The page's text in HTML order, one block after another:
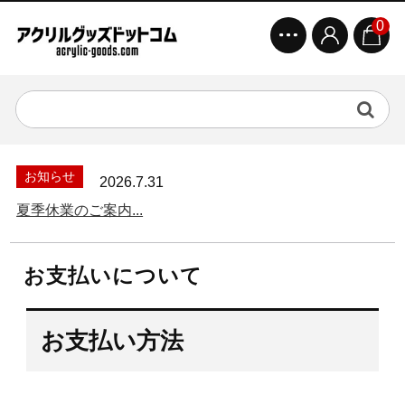
0
お知らせ
2026.7.31
夏季休業のご案内...
お支払いについて
お支払い方法